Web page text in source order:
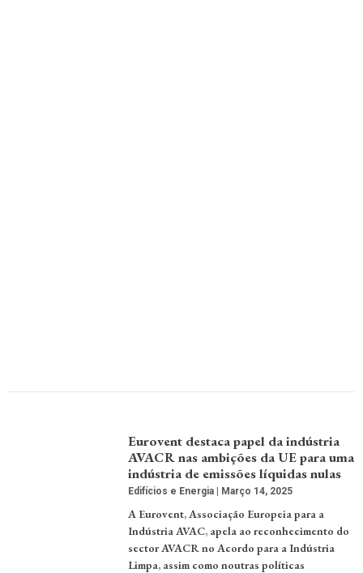
Eurovent destaca papel da indústria
AVACR nas ambições da UE para uma
indústria de emissões líquidas nulas
Edifícios e Energia Março 14, 2025
A Eurovent, Associação Europeia para a
Indústria AVAC, apela ao reconhecimento do
sector AVACR no Acordo para a Indústria
Limpa, assim como noutras políticas